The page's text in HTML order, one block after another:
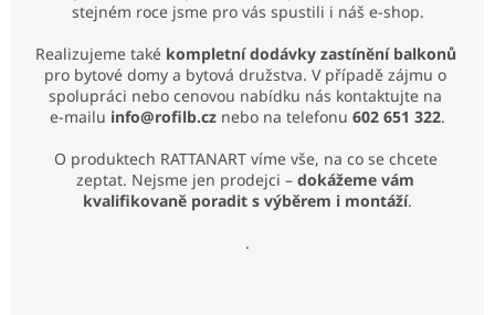
stejném roce jsme pro vás spustili i náš e‑shop.
Realizujeme také kompletní dodávky zastínění balkonů
pro bytové domy a bytová družstva. V případě zájmu o
spolupráci nebo cenovou nabídku nás kontaktujte na
e‑mailu info@rofilb.cz nebo na telefonu 602 651 322.
O produktech RATTANART víme vše, na co se chcete
zeptat. Nejsme jen prodejci – dokážeme vám
kvalifikovaně poradit s výběrem i montáží.
.